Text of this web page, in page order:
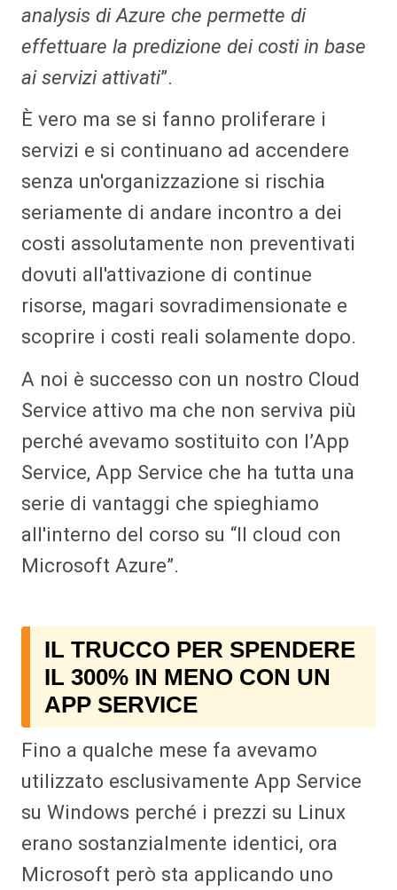
analysis di Azure che permette di
effettuare la predizione dei costi in base
ai servizi attivati”.
È vero ma se si fanno proliferare i
servizi e si continuano ad accendere
senza un'organizzazione si rischia
seriamente di andare incontro a dei
costi assolutamente non preventivati
dovuti all'attivazione di continue
risorse, magari sovradimensionate e
scoprire i costi reali solamente dopo.
A noi è successo con un nostro Cloud
Service attivo ma che non serviva più
perché avevamo sostituito con l’App
Service, App Service che ha tutta una
serie di vantaggi che spieghiamo
all'interno del corso su “Il cloud con
Microsoft Azure”.
IL TRUCCO PER SPENDERE
IL 300% IN MENO CON UN
APP SERVICE
Fino a qualche mese fa avevamo
utilizzato esclusivamente App Service
su Windows perché i prezzi su Linux
erano sostanzialmente identici, ora
Microsoft però sta applicando uno